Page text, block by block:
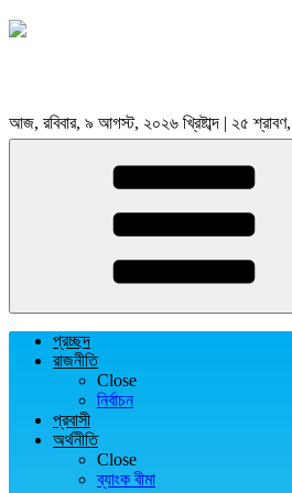
আজ, রবিবার, ৯ আগস্ট, ২০২৬ খ্রিষ্টাব্দ | ২৫
প্রচ্ছদ
রাজনীতি
Close
নির্বাচন
প্রবাসী
অর্থনীতি
Close
ব্যাংক বীমা